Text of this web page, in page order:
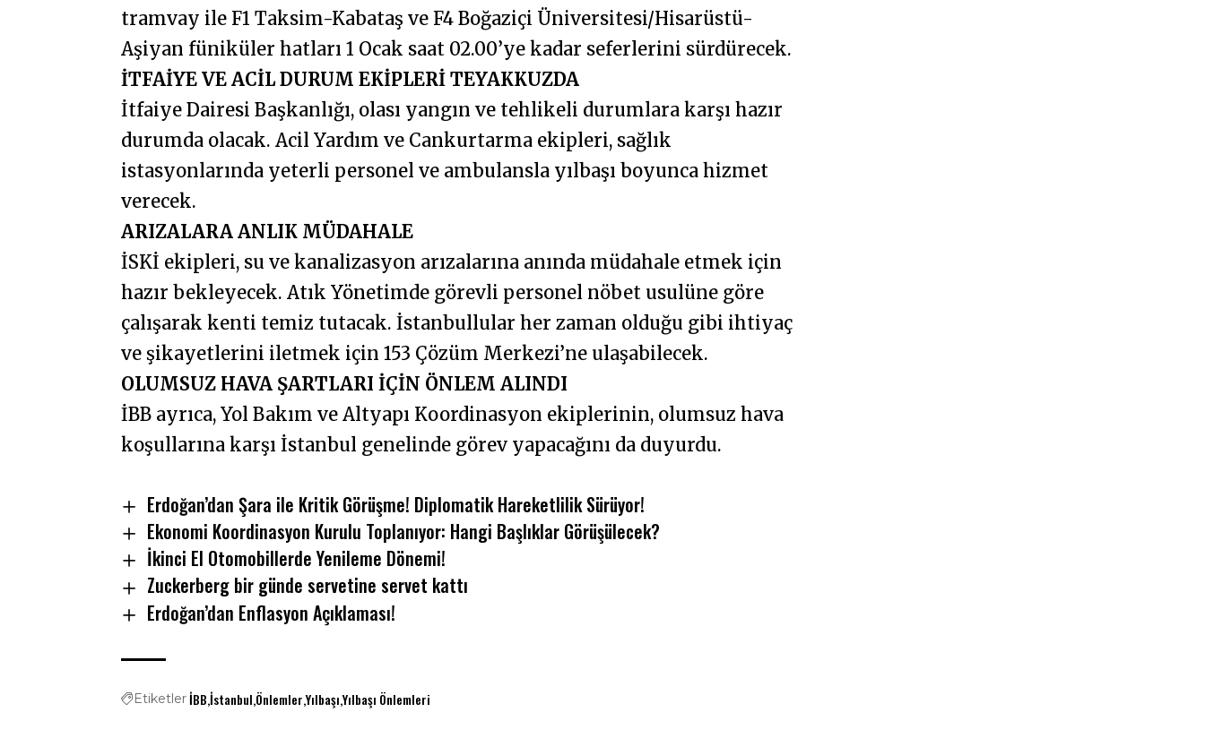
tramvay ile F1 Taksim-Kabataş ve F4 Boğaziçi Üniversitesi/Hisarüstü-
Aşiyan füniküler hatları 1 Ocak saat 02.00’ye kadar seferlerini sürdürecek.
İTFAİYE VE ACİL DURUM EKİPLERİ TEYAKKUZDA
İtfaiye Dairesi Başkanlığı, olası yangın ve tehlikeli durumlara karşı hazır
durumda olacak. Acil Yardım ve Cankurtarma ekipleri, sağlık
istasyonlarında yeterli personel ve ambulansla yılbaşı boyunca hizmet
verecek.
ARIZALARA ANLIK MÜDAHALE
İSKİ ekipleri, su ve kanalizasyon arızalarına anında müdahale etmek için
hazır bekleyecek. Atık Yönetimde görevli personel nöbet usulüne göre
çalışarak kenti temiz tutacak. İstanbullular her zaman olduğu gibi ihtiyaç
ve şikayetlerini iletmek için 153 Çözüm Merkezi’ne ulaşabilecek.
OLUMSUZ HAVA ŞARTLARI İÇİN ÖNLEM ALINDI
İBB ayrıca, Yol Bakım ve Altyapı Koordinasyon ekiplerinin, olumsuz hava
koşullarına karşı İstanbul genelinde görev yapacağını da duyurdu.
Erdoğan’dan Şara ile Kritik Görüşme! Diplomatik Hareketlilik Sürüyor!
Ekonomi Koordinasyon Kurulu Toplanıyor: Hangi Başlıklar Görüşülecek?
İkinci El Otomobillerde Yenileme Dönemi!
Zuckerberg bir günde servetine servet kattı
Erdoğan’dan Enflasyon Açıklaması!
EtiketlerİBB İstanbul Önlemler Yılbaşı Yılbaşı Önlemleri